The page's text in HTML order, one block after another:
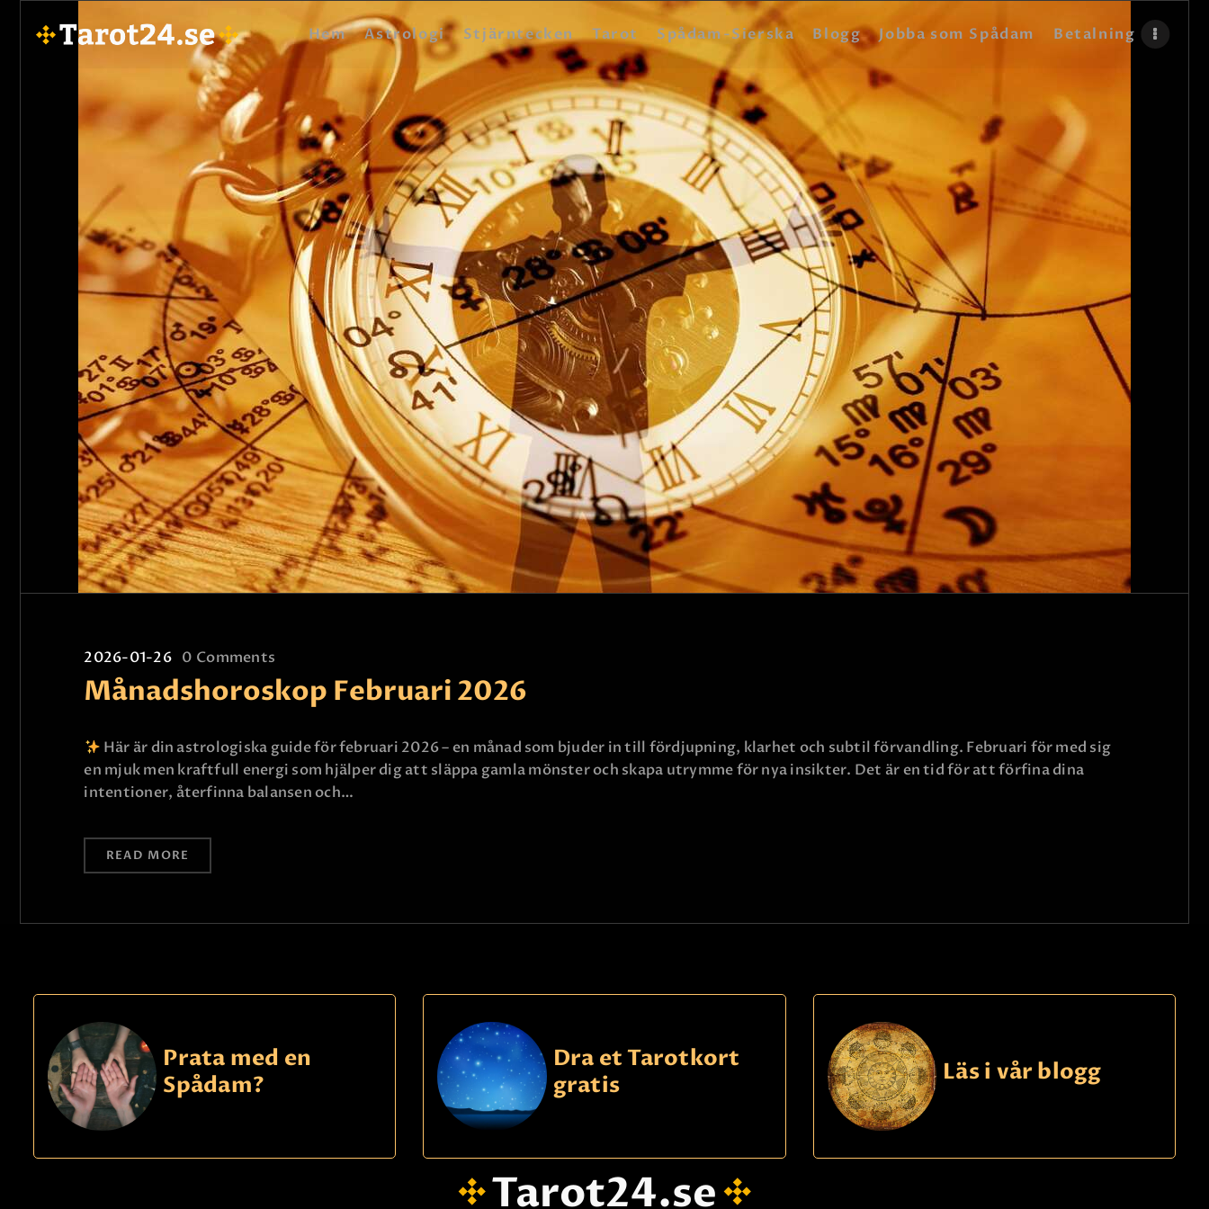
Hem Astrologi Stjärntecken Tarot Spådam-Sierska Blogg Jobba som Spådam Betalning
HEM
ASTROLOGI
STJÄRNTECKEN
TAROT
SPÅDAM-SIERSKA
BLOGG
JOBBA SOM SPÅDAM
BETALNING
FAQ
KONTAKTA OSS
2026-01-26 0 Comments
Månadshoroskop Februari 2026
Här är din astrologiska guide för februari 2026 – en månad som bjuder in till fördjupning, klarhet och subtil förvandling. Februari för med sig
en mjuk men kraftfull energi som hjälper dig att släppa gamla mönster och skapa utrymme för nya insikter. Det är en tid för att förfina dina
intentioner, återfinna balansen och…
READ MORE
Prata med en
Spådam?
Dra et Tarotkort
gratis
Läs i vår blogg
Tarot24.se